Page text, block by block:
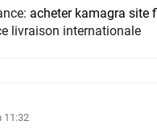
acheter kamagra site
livraison internationale
11:32